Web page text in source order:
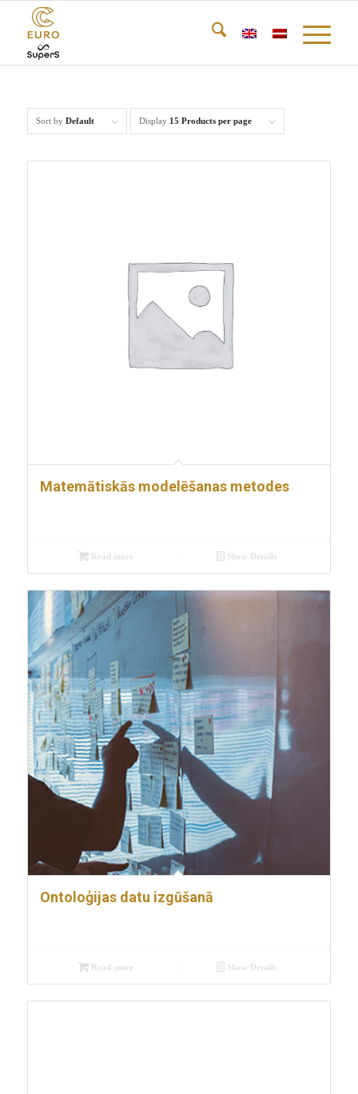
Sort by Default Display 15 Products per page
Matemātiskās modelēšanas metodes
Read more Show Details
Ontoloģijas datu izgūšanā
Read more Show Details